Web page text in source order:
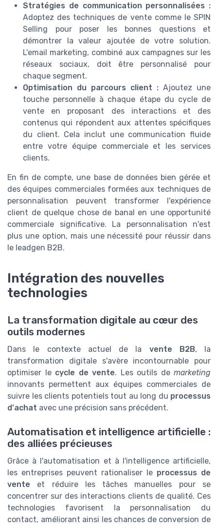
Stratégies de communication personnalisées :
Adoptez des techniques de vente comme le SPIN
Selling pour poser les bonnes questions et
démontrer la valeur ajoutée de votre solution.
L'email marketing, combiné aux campagnes sur les
réseaux sociaux, doit être personnalisé pour
chaque segment.
Optimisation du parcours client : Ajoutez une
touche personnelle à chaque étape du cycle de
vente en proposant des interactions et des
contenus qui répondent aux attentes spécifiques
du client. Cela inclut une communication fluide
entre votre équipe commerciale et les services
clients.
En fin de compte, une base de données bien gérée et
des équipes commerciales formées aux techniques de
personnalisation peuvent transformer l'expérience
client de quelque chose de banal en une opportunité
commerciale significative. La personnalisation n'est
plus une option, mais une nécessité pour réussir dans
le leadgen B2B.
Intégration des nouvelles
technologies
La transformation digitale au cœur des
outils modernes
Dans le contexte actuel de la vente B2B, la
transformation digitale s'avère incontournable pour
optimiser le cycle de vente. Les outils de marketing
innovants permettent aux équipes commerciales de
suivre les clients potentiels tout au long du processus
d'achat avec une précision sans précédent.
Automatisation et intelligence artificielle :
des alliées précieuses
Grâce à l'automatisation et à l'intelligence artificielle,
les entreprises peuvent rationaliser le processus de
vente et réduire les tâches manuelles pour se
concentrer sur des interactions clients de qualité. Ces
technologies favorisent la personnalisation du
contact, améliorant ainsi les chances de conversion de